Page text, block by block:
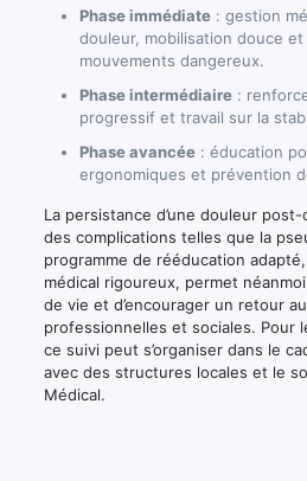
Phase immédiate: gestion
douleur, mobilisation douce
mouvements dangereux.
Phase intermédiaire:
progressif et travail sur la
Phase avancée: éducation
ergonomiques et prévention
La persistance d’une douleur
des complications telles que la
programme de rééducation
médical rigoureux, permet
de vie et d’encourager un retour
professionnelles et sociales. Pour
ce suivi peut s’organiser dans le
avec des structures locales et le
Médical.